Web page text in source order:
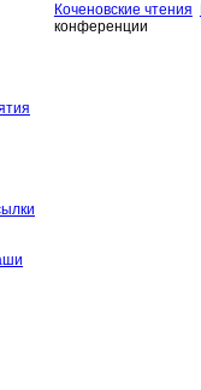
Коченовские чтения
конференции